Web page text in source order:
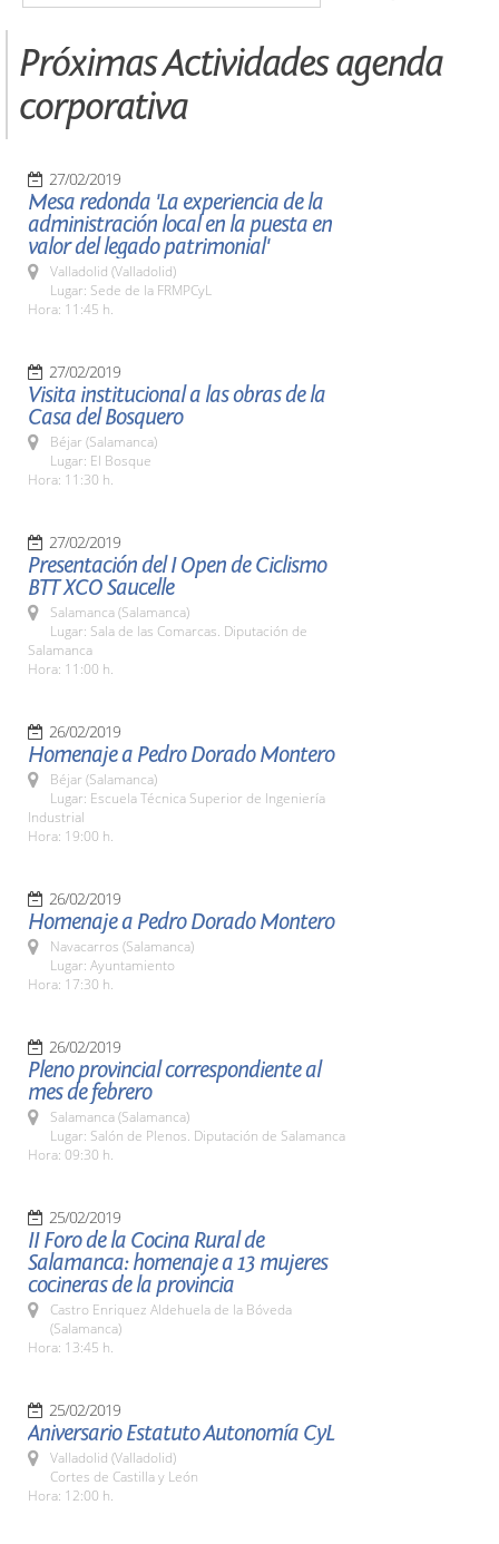
Próximas Actividades agenda
corporativa
27/02/2019
Mesa redonda 'La experiencia de la
administración local en la puesta en
valor del legado patrimonial'
Valladolid (Valladolid)
Lugar: Sede de la FRMPCyL
Hora: 11:45 h.
27/02/2019
Visita institucional a las obras de la
Casa del Bosquero
Béjar (Salamanca)
Lugar: El Bosque
Hora: 11:30 h.
27/02/2019
Presentación del I Open de Ciclismo
BTT XCO Saucelle
Salamanca (Salamanca)
Lugar: Sala de las Comarcas. Diputación de
Salamanca
Hora: 11:00 h.
26/02/2019
Homenaje a Pedro Dorado Montero
Béjar (Salamanca)
Lugar: Escuela Técnica Superior de Ingeniería
Industrial
Hora: 19:00 h.
26/02/2019
Homenaje a Pedro Dorado Montero
Navacarros (Salamanca)
Lugar: Ayuntamiento
Hora: 17:30 h.
26/02/2019
Pleno provincial correspondiente al
mes de febrero
Salamanca (Salamanca)
Lugar: Salón de Plenos. Diputación de Salamanca
Hora: 09:30 h.
25/02/2019
II Foro de la Cocina Rural de
Salamanca: homenaje a 13 mujeres
cocineras de la provincia
Castro Enriquez Aldehuela de la Bóveda
(Salamanca)
Hora: 13:45 h.
25/02/2019
Aniversario Estatuto Autonomía CyL
Valladolid (Valladolid)
Cortes de Castilla y León
Hora: 12:00 h.